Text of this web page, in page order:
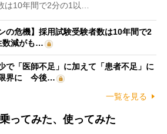
は10年間で2分の1以…
の危機】採用試験受験者数は10年間で2
数減がも…
で「医師不足」に加えて「患者不足」に
限界に 今後…
一覧を見る
ってみた、使ってみた